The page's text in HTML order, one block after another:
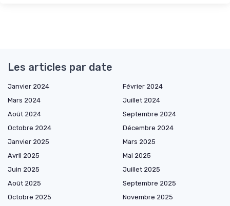
Les articles par date
Janvier 2024
Février 2024
Mars 2024
Juillet 2024
Août 2024
Septembre 2024
Octobre 2024
Décembre 2024
Janvier 2025
Mars 2025
Avril 2025
Mai 2025
Juin 2025
Juillet 2025
Août 2025
Septembre 2025
Octobre 2025
Novembre 2025